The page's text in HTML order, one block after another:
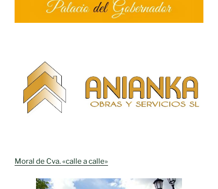
Moral de Cva. «calle a calle»